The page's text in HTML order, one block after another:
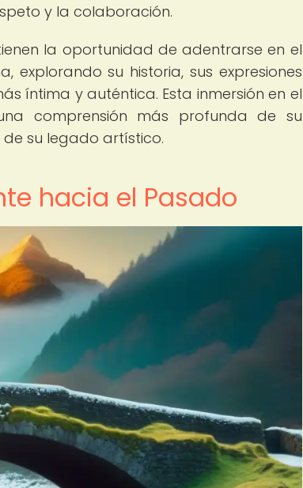
y la colaboración.
la oportunidad de adentrarse en el
su historia, sus expresiones
íntima y auténtica. Esta inmersión en el
comprensión más profunda de su
su legado artístico.
hacia el Pasado